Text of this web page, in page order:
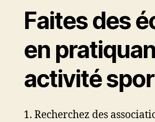
Faites des
en
activité
1. Recherchez des